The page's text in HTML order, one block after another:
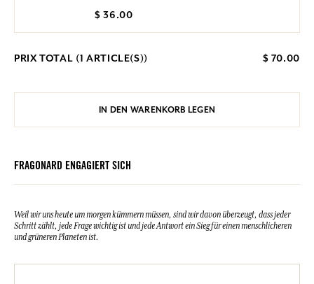
$ 36.00
PRIX TOTAL (1 ARTICLE(S)) $ 70.00
IN DEN WARENKORB LEGEN
FRAGONARD ENGAGIERT SICH
Weil wir uns heute um morgen kümmern müssen, sind wir davon überzeugt, dass jeder
Schritt zählt, jede Frage wichtig ist und jede Antwort ein Sieg für einen menschlicheren
und grüneren Planeten ist.